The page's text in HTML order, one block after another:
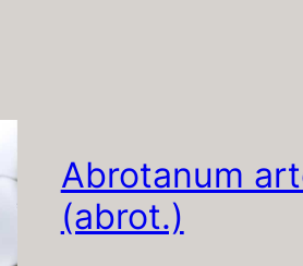
Abrotanum
(abrot.)